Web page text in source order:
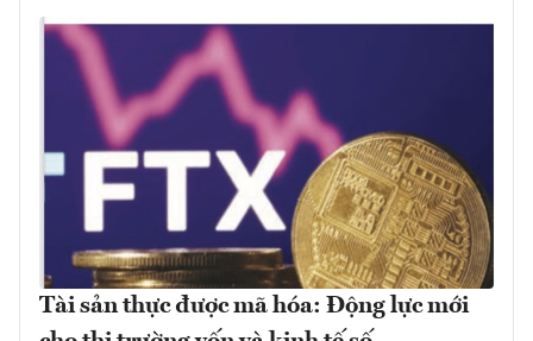
Tài sản thực được mã hóa: Động lực mới